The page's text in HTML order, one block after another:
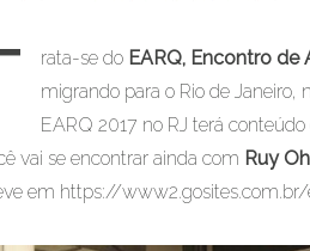
rata-se do EARQ, Encontro de
migrando para o Rio de Janeiro,
EARQ 2017 no RJ terá
vai se encontrar ainda com Ruy
em https://